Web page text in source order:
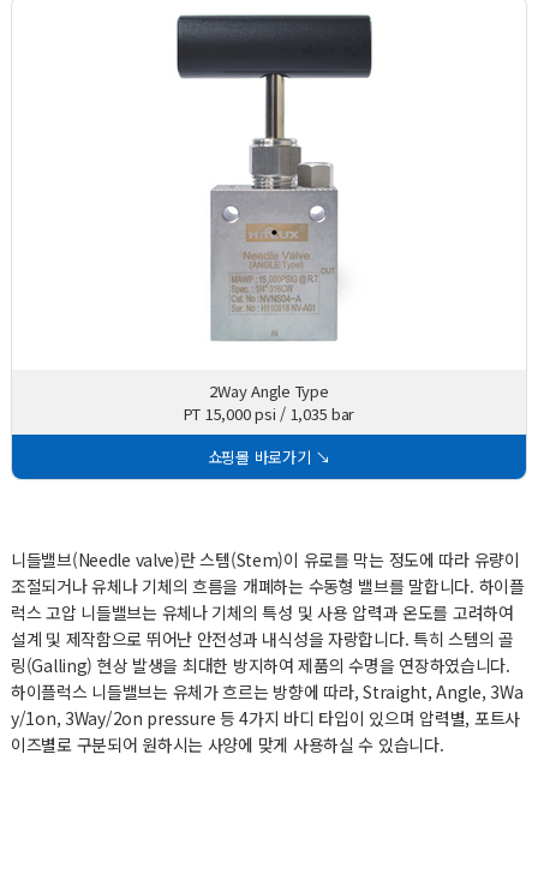
2Way Angle Type
PT 15,000 psi / 1,035 bar
쇼핑몰 바로가기 ↘
니들밸브(Needle valve)란 스템(Stem)이 유로를 막는 정도에 따라 유량이
조절되거나 유체나 기체의 흐름을 개폐하는 수동형 밸브를 말합니다. 하이플
럭스 고압 니들밸브는 유체나 기체의 특성 및 사용 압력과 온도를 고려하여
설계 및 제작함으로 뛰어난 안전성과 내식성을 자랑합니다. 특히 스템의 골
링(Galling) 현상 발생을 최대한 방지하여 제품의 수명을 연장하였습니다.
하이플럭스 니들밸브는 유체가 흐르는 방향에 따라, Straight, Angle, 3Wa
y/1on, 3Way/2on pressure 등 4가지 바디 타입이 있으며 압력별, 포트사
이즈별로 구분되어 원하시는 사양에 맞게 사용하실 수 있습니다.